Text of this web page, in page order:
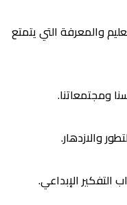
والمعرفة التي يتمتع
ومجتمعاتنا.
والازدهار.
التفكير الإبداعي.